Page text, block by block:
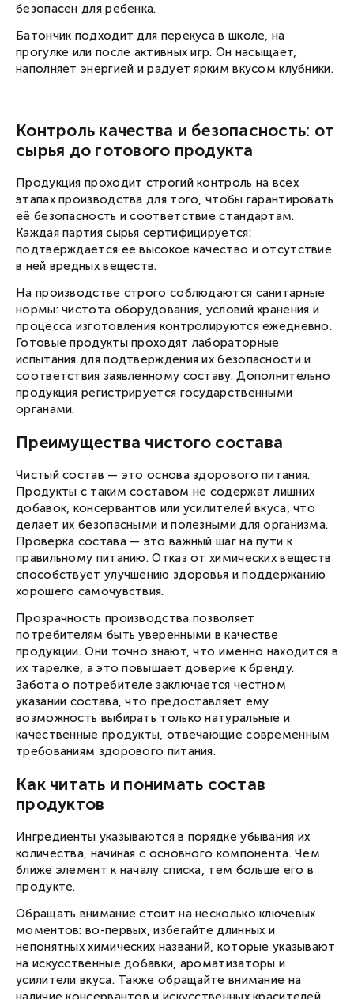
безопасен для ребенка.
Батончик подходит для перекуса в школе, на
прогулке или после активных игр. Он насыщает,
наполняет энергией и радует ярким вкусом клубники.
Контроль качества и безопасность: от
сырья до готового продукта
Продукция проходит строгий контроль на всех
этапах производства для того, чтобы гарантировать
её безопасность и соответствие стандартам.
Каждая партия сырья сертифицируется:
подтверждается ее высокое качество и отсутствие
в ней вредных веществ.
На производстве строго соблюдаются санитарные
нормы: чистота оборудования, условий хранения и
процесса изготовления контролируются ежедневно.
Готовые продукты проходят лабораторные
испытания для подтверждения их безопасности и
соответствия заявленному составу. Дополнительно
продукция регистрируется государственными
органами.
Преимущества чистого состава
Чистый состав — это основа здорового питания.
Продукты с таким составом не содержат лишних
добавок, консервантов или усилителей вкуса, что
делает их безопасными и полезными для организма.
Проверка состава — это важный шаг на пути к
правильному питанию. Отказ от химических веществ
способствует улучшению здоровья и поддержанию
хорошего самочувствия.
Прозрачность производства позволяет
потребителям быть уверенными в качестве
продукции. Они точно знают, что именно находится в
их тарелке, а это повышает доверие к бренду.
Забота о потребителе заключается честном
указании состава, что предоставляет ему
возможность выбирать только натуральные и
качественные продукты, отвечающие современным
требованиям здорового питания.
Как читать и понимать состав
продуктов
Ингредиенты указываются в порядке убывания их
количества, начиная с основного компонента. Чем
ближе элемент к началу списка, тем больше его в
продукте.
Обращать внимание стоит на несколько ключевых
моментов: во-первых, избегайте длинных и
непонятных химических названий, которые указывают
на искусственные добавки, ароматизаторы и
усилители вкуса. Также обращайте внимание на
Вход в личный кабинет
Введите номер телефона, мы пришлем СМС с кодом
для входа.
Номер телефона